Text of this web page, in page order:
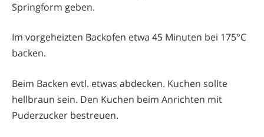
Springform geben.
Im vorgeheizten Backofen etwa 45 Minuten bei 175°C
backen.
Beim Backen evtl. etwas abdecken. Kuchen sollte
hellbraun sein. Den Kuchen beim Anrichten mit
Puderzucker bestreuen.